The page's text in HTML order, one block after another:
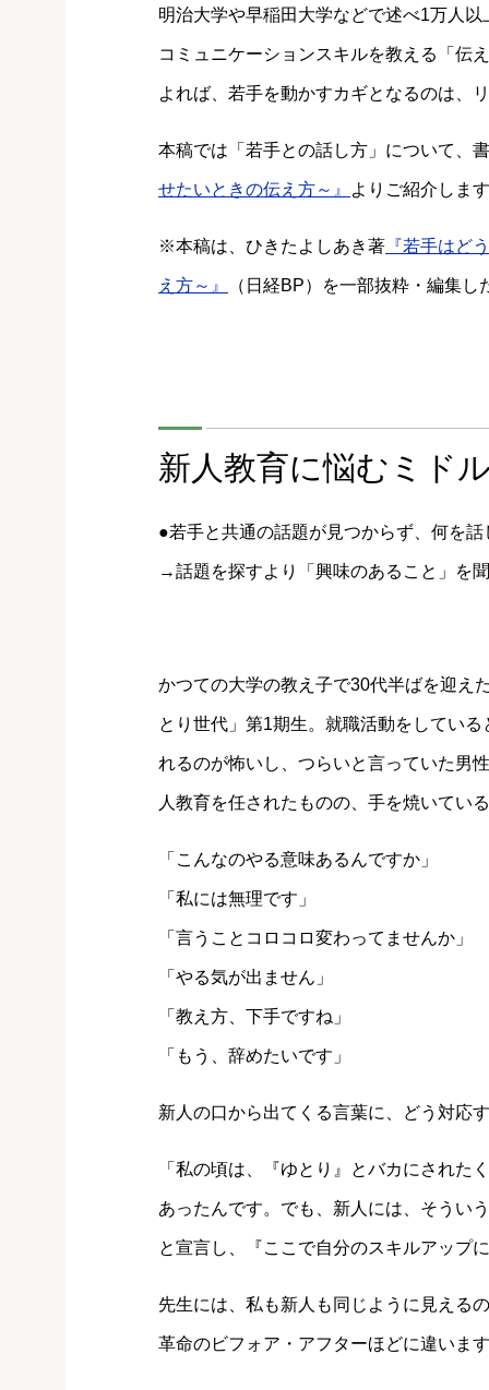
明治大学や早稲田大学などで述べ1万人
コミュニケーションスキルを教える「伝
よれば、若手を動かすカギとなるのは、
本稿では「若手との話し方」について、
せたいときの伝え方～』 よりご紹介しま
※本稿は、ひきたよしあき著 『若手はど
え方～』 （日経BP）を一部抜粋・編集し
新人教育に悩むミド
●若手と共通の話題が見つからず、何を
→話題を探すより「興味のあること」を
かつての大学の教え子で30代半ばを迎え
とり世代」第1期生。就職活動をしてい
れるのが怖いし、つらいと言っていた男
人教育を任されたものの、手を焼いてい
「こんなのやる意味あるんですか」
「私には無理です」
「言うことコロコロ変わってませんか」
「やる気が出ません」
「教え方、下手ですね」
「もう、辞めたいです」
新人の口から出てくる言葉に、どう対応
「私の頃は、『ゆとり』とバカにされた
あったんです。でも、新人には、そうい
と宣言し、『ここで自分のスキルアップ
先生には、私も新人も同じように見える
革命のビフォア・アフターほどに違いま